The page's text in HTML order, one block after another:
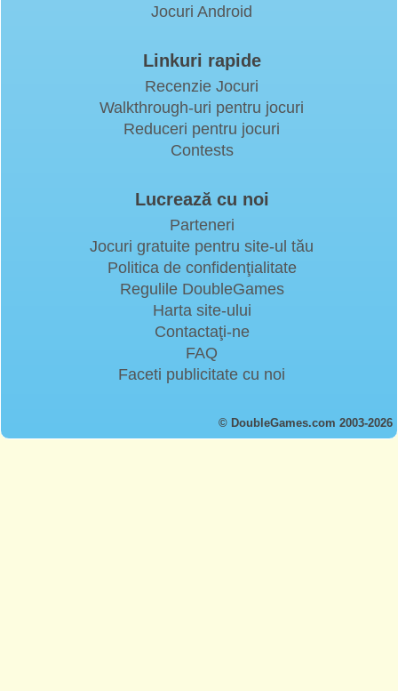
Jocuri Android
Linkuri rapide
Recenzie Jocuri
Walkthrough-uri pentru jocuri
Reduceri pentru jocuri
Contests
Lucrează cu noi
Parteneri
Jocuri gratuite pentru site-ul tău
Politica de confidenţialitate
Regulile DoubleGames
Harta site-ului
Contactaţi-ne
FAQ
Faceti publicitate cu noi
© DoubleGames.com 2003-2026